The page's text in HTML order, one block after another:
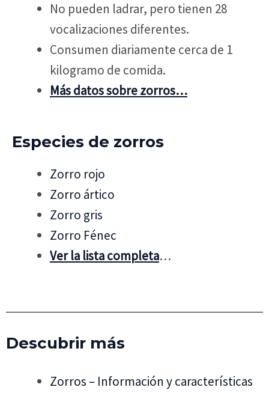
No pueden ladrar, pero tienen 28
vocalizaciones diferentes.
Consumen diariamente cerca de 1
kilogramo de comida.
Más datos sobre zorros…
Especies de zorros
Zorro rojo
Zorro ártico
Zorro gris
Zorro Fénec
Ver la lista completa…
Descubrir más
Zorros – Información y características